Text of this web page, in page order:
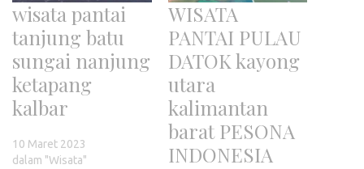
wisata pantai
tanjung batu
sungai nanjung
ketapang
kalbar
10 Maret 2023
dalam "Wisata"
WISATA
PANTAI PULAU
DATOK kayong
utara
kalimantan
barat PESONA
INDONESIA